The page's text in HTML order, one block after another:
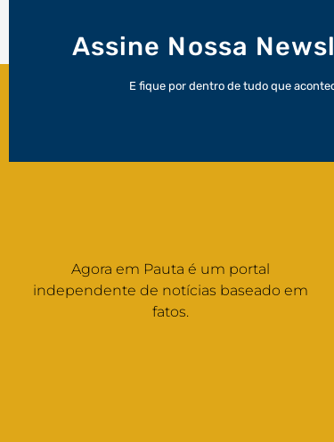
Assine Nossa
E fique por dentro de tudo que
Agora em Pauta é um portal
independente de notícias baseado em
fatos.